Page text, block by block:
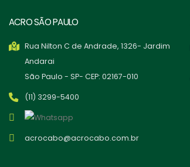
ACRO SÃO PAULO
Rua Nilton C de Andrade, 1326- Jardim
Andarai
São Paulo - SP- CEP: 02167-010
(11) 3299-5400
acrocabo@acrocabo.com.br